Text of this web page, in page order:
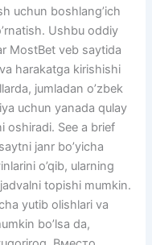
uchun boshlang’ich
Ushbu oddiy
MostBet veb saytida
harakatga kirishishi
jumladan o’zbek
uchun yanada qulay
oshiradi. See a brief
janr bo’yicha
o’qib, ularning
topishi mumkin.
yutib olishlari va
bo’lsa da,